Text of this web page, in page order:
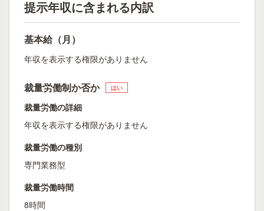
提示年収に含まれる内訳
基本給（月）
年収を表示する権限がありません
裁量労働制か否か はい
裁量労働の詳細
年収を表示する権限がありません
裁量労働の種別
専門業務型
裁量労働時間
8時間